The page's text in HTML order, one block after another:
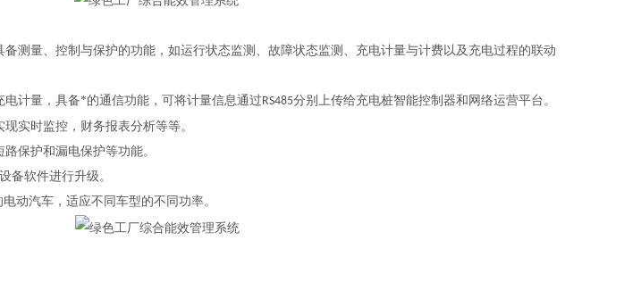
备测量、控制与保护的功能，如运行状态监测、故障状态监测、充电计量与计费以及充电过程的联动
计量，具备*的通信功能，可将计量信息通过RS485分别上传给充电桩智能控制器和网络运营平台。
实时监控，财务报表分析等等。
保护和漏电保护等功能。
备软件进行升级。
电动汽车，适应不同车型的不同功率。